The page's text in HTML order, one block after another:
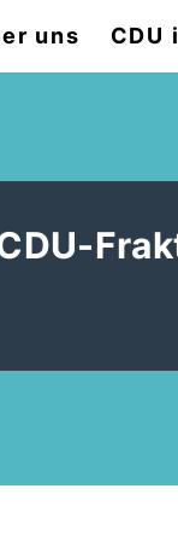
uns CDU